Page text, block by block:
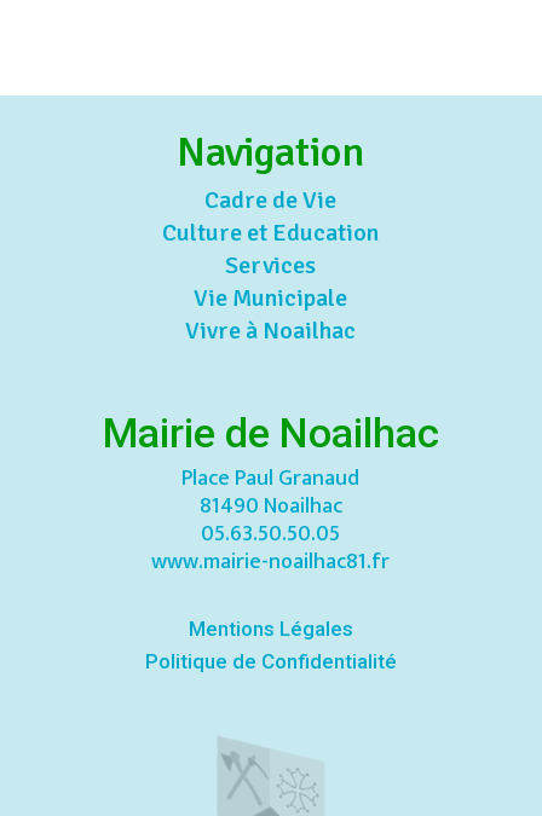
Navigation
Cadre de Vie
Culture et Education
Services
Vie Municipale
Vivre à Noailhac
Mairie de Noailhac
Place Paul Granaud
81490 Noailhac
05.63.50.50.05
www.mairie-noailhac81.fr
Mentions Légales
Politique de Confidentialité